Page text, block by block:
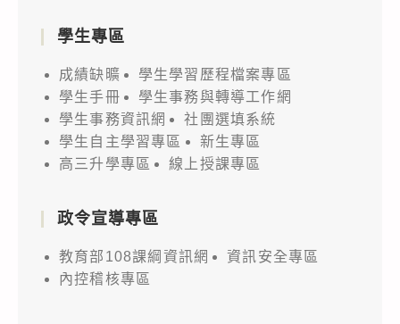
學生專區
成績缺曠
學生學習歷程檔案專區
學生手冊
學生事務與轉導工作網
學生事務資訊網
社團選填系統
學生自主學習專區
新生專區
高三升學專區
線上授課專區
政令宣導專區
教育部108課綱資訊網
資訊安全專區
內控稽核專區